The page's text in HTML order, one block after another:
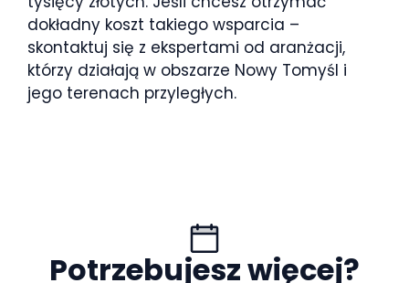
dokładny koszt takiego wsparcia –
skontaktuj się z ekspertami od aranżacji,
którzy działają w obszarze Nowy Tomyśl i
jego terenach przyległych.
Potrzebujesz więcej?